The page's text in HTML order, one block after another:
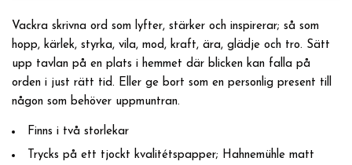
Vackra skrivna ord som lyfter, stärker och inspirerar; så som
hopp, kärlek, styrka, vila, mod, kraft, ära, glädje och tro. Sätt
upp tavlan på en plats i hemmet där blicken kan falla på
orden i just rätt tid. Eller ge bort som en personlig present till
någon som behöver uppmuntran.
Finns i två storlekar
Trycks på ett tjockt kvalitétspapper; Hahnemühle matt